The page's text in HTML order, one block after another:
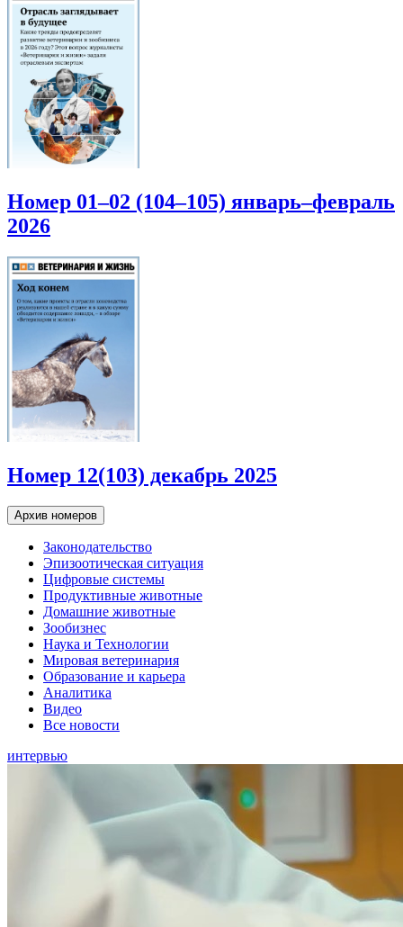
Номер 01–02 (104–105) январь–февраль
2026
Номер 12(103) декабрь 2025
Архив номеров
Законодательство
Эпизоотическая ситуация
Цифровые системы
Продуктивные животные
Домашние животные
Зообизнес
Наука и Технологии
Мировая ветеринария
Образование и карьера
Аналитика
Видео
Все новости
интервью